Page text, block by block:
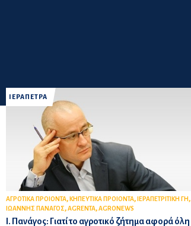
ΙΕΡΑΠΕΤΡΑ
ΑΓΡΟΤΙΚΑ ΠΡΟΙΟΝΤΑ, ΚΗΠΕΥΤΙΚΑ ΠΡΟΙΟΝΤΑ, ΙΕΡΑΠΕΤΡΙΤΙΚΗ ΓΗ,
ΙΩΑΝΝΗΣ ΠΑΝΑΓΟΣ,AGRENTA,AGRONEWS
Ι. Πανάγος: Γιατί το αγροτικό ζήτημα αφορά όλη